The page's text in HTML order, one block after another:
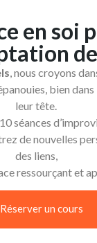
en soi
, nous croyons
bien
leur tête.
séances
de nouvelles
des liens,
ressourçant et
Réserver un cours